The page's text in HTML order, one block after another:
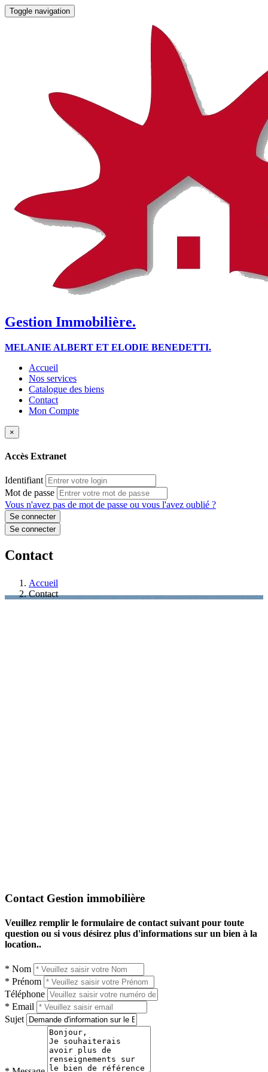
Toggle navigation
Gestion Immobilière.
MELANIE ALBERT ET ELODIE BENEDETTI.
Accueil
Nos services
Catalogue des biens
Contact
Mon Compte
×
Accès Extranet
Identifiant
Mot de passe
Vous n'avez pas de mot de passe ou vous l'avez oublié ?
Contact
Accueil
Contact
Contact Gestion immobilière
Veuillez remplir le formulaire de contact suivant pour toute
question ou si vous désirez plus d'informations sur un bien à la
location..
* Nom
* Prénom
Téléphone
* Email
Sujet